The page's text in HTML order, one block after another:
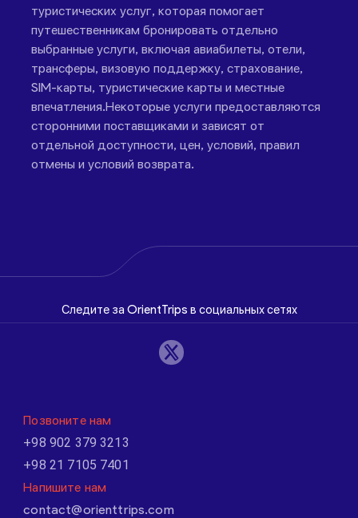
туристических услуг, которая помогает
путешественникам бронировать отдельно
выбранные услуги, включая авиабилеты, отели,
трансферы, визовую поддержку, страхование,
SIM-карты, туристические карты и местные
впечатления.Некоторые услуги предоставляются
сторонними поставщиками и зависят от
отдельной доступности, цен, условий, правил
отмены и условий возврата.
Следите за OrientTrips в социальных сетях
Позвоните нам
+98 902 379 3213
+98 21 7105 7401
Напишите нам
contact@orienttrips.com